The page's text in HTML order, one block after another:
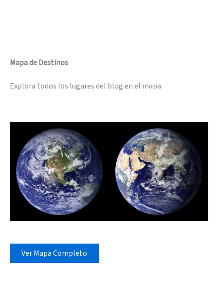
Mapa de Destinos
Explora todos los lugares del blog en el mapa
Ver Mapa Completo